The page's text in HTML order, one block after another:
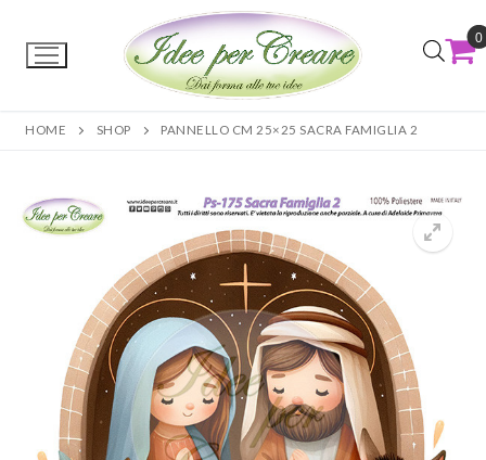
0
HOME SHOP PANNELLO CM 25×25 SACRA FAMIGLIA 2